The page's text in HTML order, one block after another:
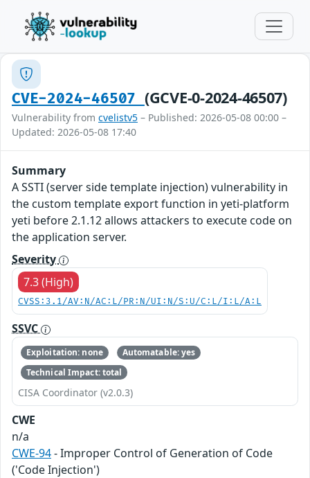
CVE-2024-46507 (GCVE-0-2024-46507)
Vulnerability from cvelistv5 – Published: 2026-05-08 00:00 –
Updated: 2026-05-08 17:40
Summary
A SSTI (server side template injection) vulnerability in
the custom template export function in yeti-platform
yeti before 2.1.12 allows attackers to execute code on
the application server.
Severity
7.3 (High)
CVSS:3.1/AV:N/AC:L/PR:N/UI:N/S:U/C:L/I:L/A:L
SSVC
Exploitation: none
Automatable: yes
Technical Impact: total
CISA Coordinator (v2.0.3)
CWE
n/a
CWE-94- Improper Control of Generation of Code
('Code Injection')